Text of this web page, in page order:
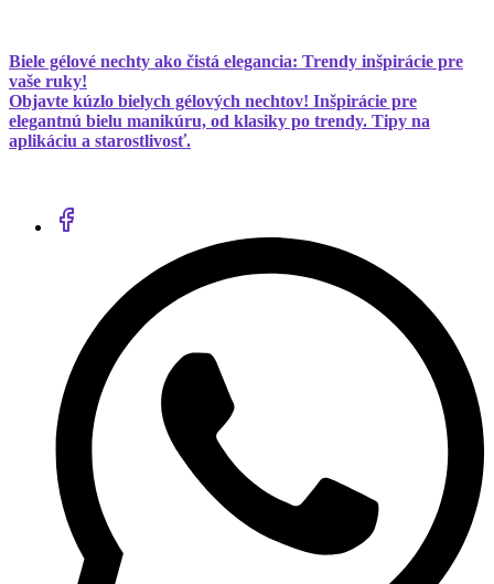
Biele gélové nechty ako čistá elegancia: Trendy inšpirácie pre
vaše ruky!
Objavte kúzlo bielych gélových nechtov! Inšpirácie pre
elegantnú bielu manikúru, od klasiky po trendy. Tipy na
aplikáciu a starostlivosť.